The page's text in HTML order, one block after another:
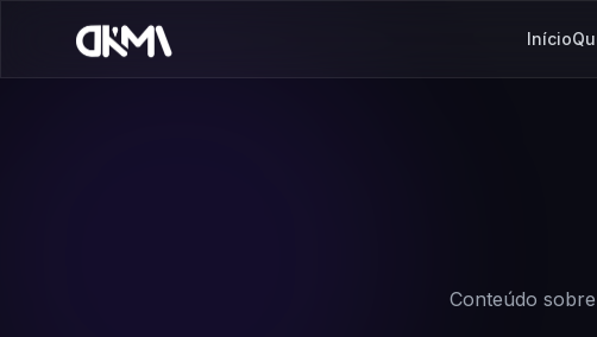
Início
Conteúdo